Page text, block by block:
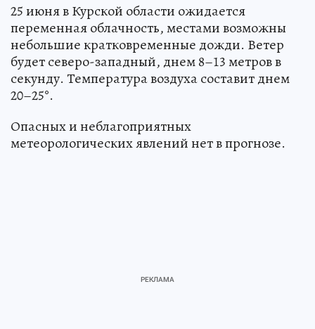
25 июня в Курской области ожидается
переменная облачность, местами возможны
небольшие кратковременные дожди. Ветер
будет северо-западный, днем 8–13 метров в
секунду. Температура воздуха составит днем
20–25°.
Опасных и неблагоприятных
метеорологических явлений нет в прогнозе.